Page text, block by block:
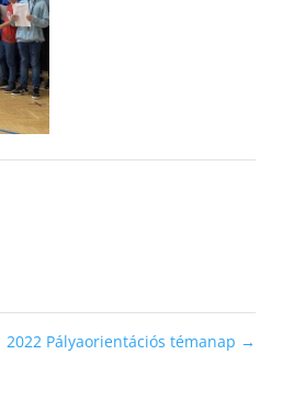
2022 Pályaorientációs témanap →